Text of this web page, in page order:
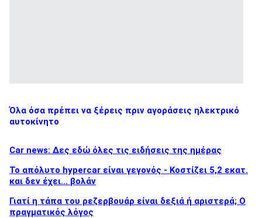
Όλα όσα πρέπει να ξέρεις πριν αγοράσεις ηλεκτρικό
αυτοκίνητο
Car news: Δες εδώ όλες τις ειδήσεις της ημέρας
Το απόλυτο hypercar είναι γεγονός - Κοστίζει 5,2 εκατ.
και δεν έχει... βολάν
Γιατί η τάπα του ρεζερβουάρ είναι δεξιά ή αριστερά; Ο
πραγματικός λόγος